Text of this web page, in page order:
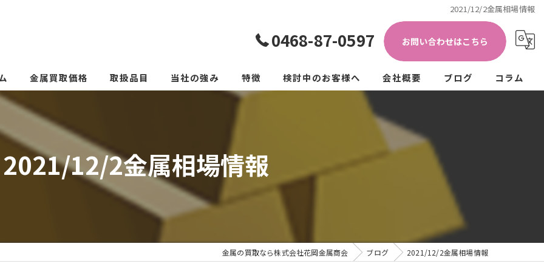
2021/12/2金属相場情報
0468-87-0597 お問い合わせはこちら
金属買取価格 取扱品目 当社の強み 特徴
価格
検討中のお客様へ 会社概要 ブログ コラム
2021/12/2金属相場情報
金属の買取なら株式会社花岡金属商会 ブログ 2021/12/2金属相場情報